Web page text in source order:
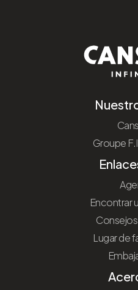
Groupe
Encontrar
Lugar de